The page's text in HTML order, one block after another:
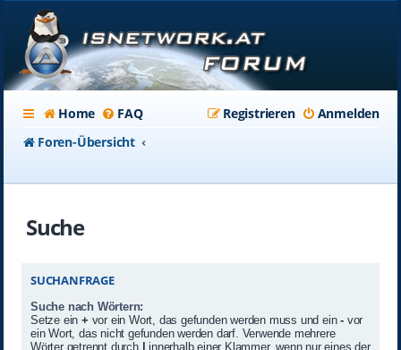
Home FAQ Anmelden
Registrieren
Foren-Übersicht
Suche
SUCHANFRAGE
Suche nach Wörtern:
Setze ein + vor ein Wort, das gefunden werden muss und ein-vor
ein Wort, das nicht gefunden werden darf. Verwende mehrere
Wörter getrennt durch | innerhalb einer Klammer, wenn nur eines der